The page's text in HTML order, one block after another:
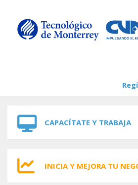
CAPACÍTATE Y TRABAJA
INICIA Y MEJORA TU